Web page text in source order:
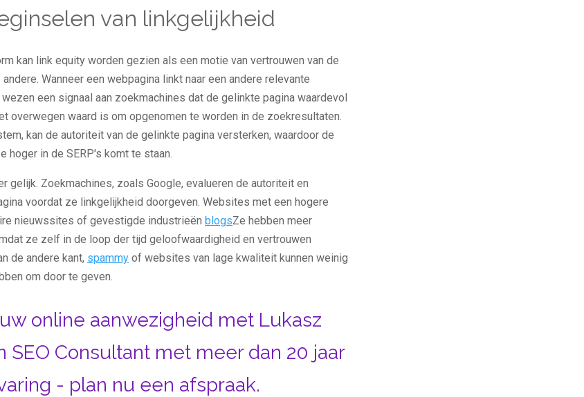
van linkgelijkheid
kan link equity worden gezien als een motie van vertrouwen van de
Wanneer een webpagina linkt naar een andere relevante
een signaal aan zoekmachines dat de gelinkte pagina waardevol
overwegen waard is om opgenomen te worden in de zoekresultaten.
kan de autoriteit van de gelinkte pagina versterken, waardoor de
hoger in de SERP's komt te staan.
gelijk. Zoekmachines, zoals Google, evalueren de autoriteit en
voordat ze linkgelijkheid doorgeven. Websites met een hogere
nieuwssites of gevestigde industrieën blogsZe hebben meer
ze zelf in de loop der tijd geloofwaardigheid en vertrouwen
de andere kant, spammy of websites van lage kwaliteit kunnen weinig
om door te geven.
online aanwezigheid met Lukasz
SEO Consultant met meer dan 20 jaar
- plan nu een afspraak.